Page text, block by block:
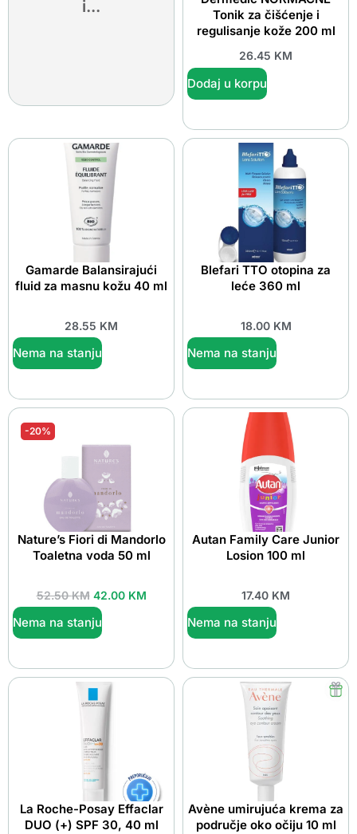
i...
Tonik za čišćenje i
regulisanje kože 200 ml
26.45 KM
Dodaj u korpu
Gamarde Balansirajući
fluid za masnu kožu 40 ml
28.55 KM
Nema na stanju
Blefari TTO otopina za
leće 360 ml
18.00 KM
Nema na stanju
-20%
Nature’s Fiori di Mandorlo
Toaletna voda 50 ml
52.50KM 42.00 KM
Nema na stanju
Autan Family Care Junior
Losion 100 ml
17.40 KM
Nema na stanju
La Roche-Posay Effaclar
DUO (+) SPF 30, 40 ml
Avène umirujuća krema za
područje oko očiju 10 ml